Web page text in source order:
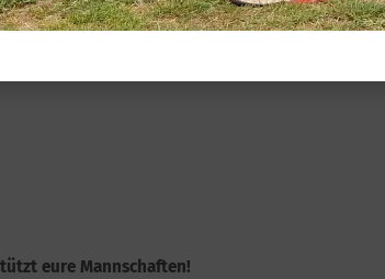
eure Mannschaften!